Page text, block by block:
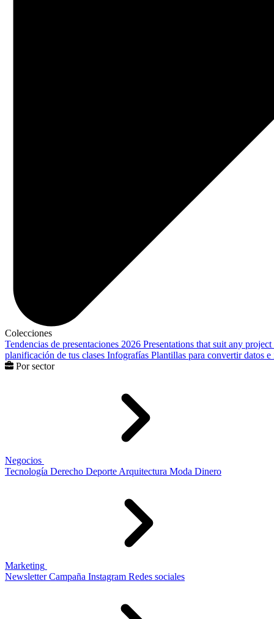
Colecciones
Tendencias de presentaciones 2026 Presentations that suit any project
planificación de tus clases Infografías Plantillas para convertir datos
Por sector
Negocios
Tecnología Derecho Deporte Arquitectura Moda Dinero
Marketing
Newsletter Campaña Instagram Redes sociales